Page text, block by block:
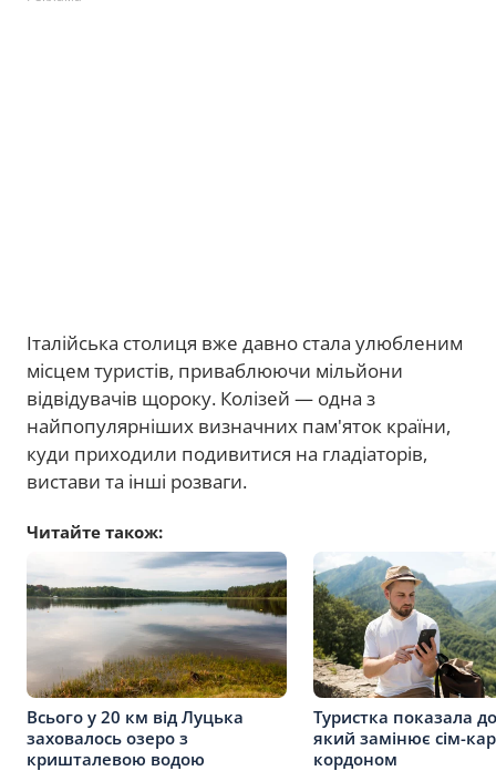
Італійська столиця вже давно стала улюбленим
місцем туристів, приваблюючи мільйони
відвідувачів щороку. Колізей — одна з
найпопулярніших визначних пам'яток країни,
куди приходили подивитися на гладіаторів,
вистави та інші розваги.
Читайте також:
Всього у 20 км від Луцька
заховалось озеро з
кришталевою водою
Туристка показала
який замінює сім-
кордоном